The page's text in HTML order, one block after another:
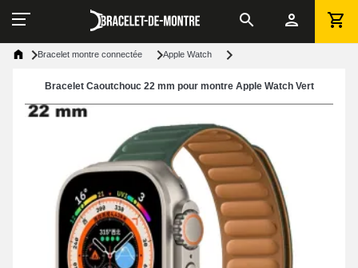
Bracelet montre connectée Apple Watch
Bracelet Caoutchouc 22 mm pour montre Apple Watch Vert